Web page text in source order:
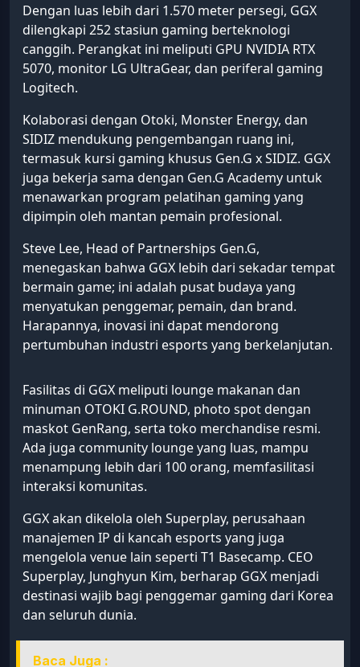
Dengan luas lebih dari 1.570 meter persegi, GGX
dilengkapi 252 stasiun gaming berteknologi
canggih. Perangkat ini meliputi GPU NVIDIA RTX
5070, monitor LG UltraGear, dan periferal gaming
Logitech.
Kolaborasi dengan Otoki, Monster Energy, dan
SIDIZ mendukung pengembangan ruang ini,
termasuk kursi gaming khusus Gen.G x SIDIZ. GGX
juga bekerja sama dengan Gen.G Academy untuk
menawarkan program pelatihan gaming yang
dipimpin oleh mantan pemain profesional.
Steve Lee, Head of Partnerships Gen.G,
menegaskan bahwa GGX lebih dari sekadar tempat
bermain game; ini adalah pusat budaya yang
menyatukan penggemar, pemain, dan brand.
Harapannya, inovasi ini dapat mendorong
pertumbuhan industri esports yang berkelanjutan.
Fasilitas di GGX meliputi lounge makanan dan
minuman OTOKI G.ROUND, photo spot dengan
maskot GenRang, serta toko merchandise resmi.
Ada juga community lounge yang luas, mampu
menampung lebih dari 100 orang, memfasilitasi
interaksi komunitas.
GGX akan dikelola oleh Superplay, perusahaan
manajemen IP di kancah esports yang juga
mengelola venue lain seperti T1 Basecamp. CEO
Superplay, Junghyun Kim, berharap GGX menjadi
destinasi wajib bagi penggemar gaming dari Korea
dan seluruh dunia.
Baca Juga :